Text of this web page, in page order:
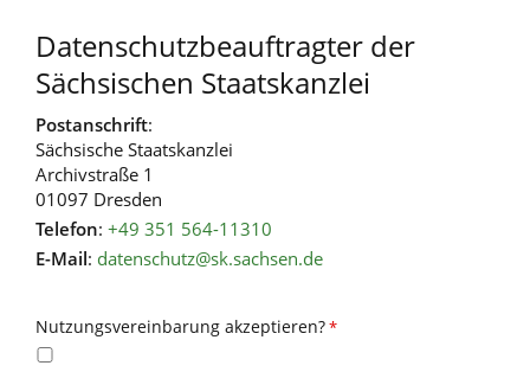
Datenschutzbeauftragter der
Sächsischen Staatskanzlei
Postanschrift:
Sächsische Staatskanzlei
Archivstraße 1
01097 Dresden
Telefon: +49 351 564-11310
E-Mail: datenschutz@sk.sachsen.de
Nutzungsvereinbarung akzeptieren?*